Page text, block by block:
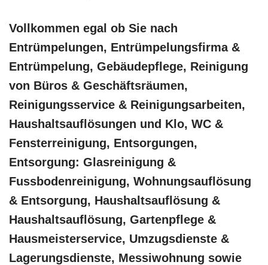
Vollkommen egal ob Sie nach
Entrümpelungen, Entrümpelungsfirma &
Entrümpelung, Gebäudepflege, Reinigung
von Büros & Geschäftsräumen,
Reinigungsservice & Reinigungsarbeiten,
Haushaltsauflösungen und Klo, WC &
Fensterreinigung, Entsorgungen,
Entsorgung: Glasreinigung &
Fussbodenreinigung, Wohnungsauflösung
& Entsorgung, Haushaltsauflösung &
Haushaltsauflösung, Gartenpflege &
Hausmeisterservice, Umzugsdienste &
Lagerungsdienste, Messiwohnung sowie